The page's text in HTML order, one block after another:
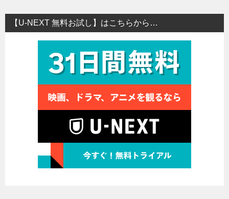
【U-NEXT 無料お試し】はこちらから…